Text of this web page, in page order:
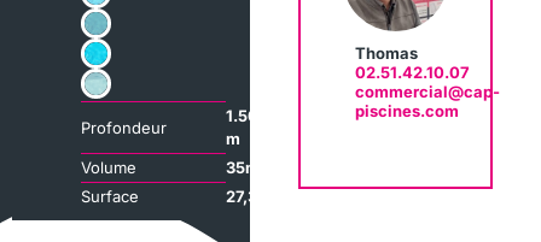
Profondeur
1.50
m
Volume
35m³
Surface
27,3m²
Thomas
02.51.42.10.07
commercial@cap-
piscines.com